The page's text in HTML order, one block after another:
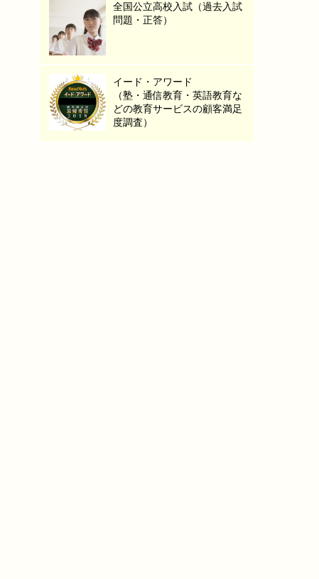
全国公立高校入試（過去入試
問題・正答）
イード・アワード
（塾・通信教育・英語教育な
どの教育サービスの顧客満足
度調査）